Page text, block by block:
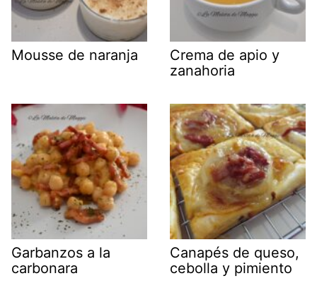
Mousse de naranja
Crema de apio y
zanahoria
Garbanzos a la
carbonara
Canapés de queso,
cebolla y pimiento